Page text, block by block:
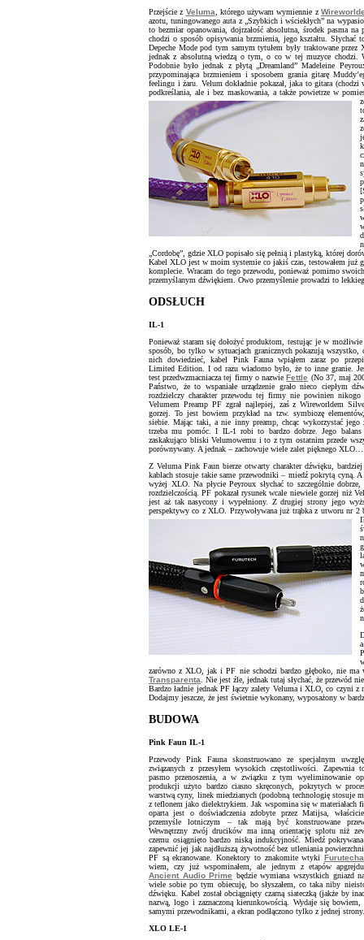
Przejście z Veluma , którego używam wymiennie z
azotu, tuningowanego auta z „Szybkich i wściekłych” na
to bezmiar opanowania, dojrzałość absolutna, środek pasma
chodzi o sposób opisywania brzmienia, jego kształtu.
Depeche Mode pod tym samym tytułem były traktowane
jednak z absolutną wiedzą o tym, o co w tej muzyce chodzi.
Podobnie było jednak z płytą „Dreamland” Madeleine
przypominająca brzmieniem i sposobem grania gitarę
feelingu i żaru. Velum dokładnie pokazał, jaka to gitara
podkreślania, ale i bez maskowania, a także powietrze w
„Cordobę”, gdzie XLO popisało się pełnią i plastyką, której
Kabel XLO jest w moim systemie co jakiś czas, testowałem
komplecie. Wracam do tego przewodu, ponieważ pomimo
przemyślanym dźwiękiem. Owo przemyślenie prowadzi to
ODSŁUCH
IL-1
Ponieważ staram się dołożyć produktom, testując je w
sposób, bo tylko w sytuacjach granicznych pokazują wszystko,
nich dowiedzieć, kabel Pink Fauna wpiąłem zaraz po
Limited Edition. I od razu wiadomo było, że to inne granie.
test przedwzmacniacza tej firmy o nazwieFettle (No 37, maj
Państwo, że to wspaniałe urządzenie grało nieco ciepłym
rozdzielczy charakter przewodu tej firmy nie powinien nikogo
Velumem Preamp PF zgrał najlepiej, zaś z Wireworldem
gorzej. To jest bowiem przykład na tzw. symbiozę
siebie. Mając taki, a nie inny preamp, chcąc wykorzystać jego
trzeba mu pomóc. I IL-1 robi to bardzo dobrze. Jego
zaskakująco bliski Velumowemu i to z tym ostatnim przede
porównywany. A jednak – zachowuje wiele zalet pięknego XLO…
Z Veluma Pink Faun bierze otwarty charakter dźwięku,
kablach stosuje takie same przewodniki – miedź pokrytą cyną.
wyżej XLO. Na płycie Peyroux słychać to szczególnie
rozdzielczością. PF pokazał rysunek wcale niewiele gorzej niż
jest aż tak nasycony i wypełniony. Z drugiej strony jego
perspektywy co z XLO. Przywoływana już trąbka z utworu nr
zarówno z XLO, jak i PF nie schodzi bardzo głęboko, nie
Transparenta . Nie jest źle, jednak tutaj słychać, że przewód
Bardzo ładnie jednak PF łączy zalety Veluma i XLO, co czyni
Dodajmy jeszcze, że jest świetnie wykonany, wyposażony w
BUDOWA
Pink Faun IL-1
Przewody Pink Fauna skonstruowano ze specjalnym
związanych z przesyłem wysokich częstotliwości. Zapewnia
pasmo przenoszenia, a w związku z tym wyeliminowanie
produkcji użyto bardzo ciasno skręconych, pokrytych w
warstwą cyny, linek miedzianych (podobną technologię stosuje
z teflonem jako dielektrykiem. Jak wspomina się w materiałach
oparta jest o doświadczenia zdobyte przez Matijsa,
przemyśle lotniczym – tak mają być konstruowane
Wewnętrzny zwój drucików ma inną orientację splotu niż
czemu osiągnięto bardzo niską indukcyjność. Miedź
zapewnić jej jak najdłuższą żywotność bez utleniania
PF są ekranowane. Konektory to znakomite wtyki Furutecha
wiem, czy już wspominałem, ale jednym z etapów apgrejdu
Ancient Audio Prime będzie wymiana wszystkich gniazd
wiele sobie po tym obiecuję, bo słyszałem, co taka niby
dźwięku. Kabel został obciągnięty czarną siateczką (jakże by
nazwą, logo i zaznaczoną kierunkowością. Wydaje się
samymi przewodnikami, a ekran podłączono tylko z jednej strony.
XLO LE-1